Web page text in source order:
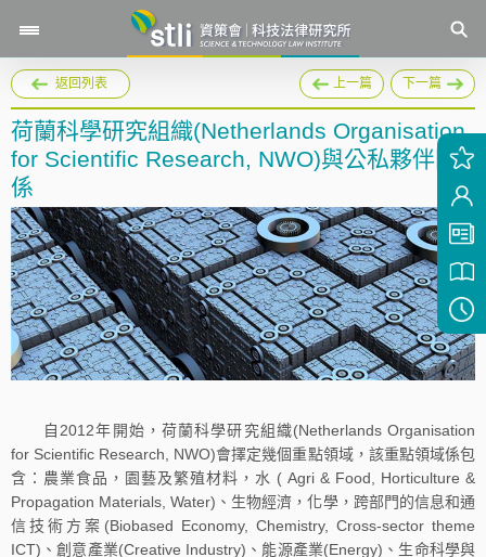
返回列表 上一篇 下一篇
荷蘭科學研究組織(Netherlands Organisation
for Scientific Research, NWO)與公私夥伴關
係
自2012年開始，荷蘭科學研究組織(Netherlands Organisation
for Scientific Research, NWO)會擇定幾個重點領域，該重點領域係包
含：農業食品，園藝及繁殖材料，水 ( Agri & Food, Horticulture &
Propagation Materials, Water)、生物經濟，化學，跨部門的信息和通
信技術方案(Biobased Economy, Chemistry, Cross-sector theme
ICT)、創意產業(Creative Industry)、能源產業(Energy)、生命科學與